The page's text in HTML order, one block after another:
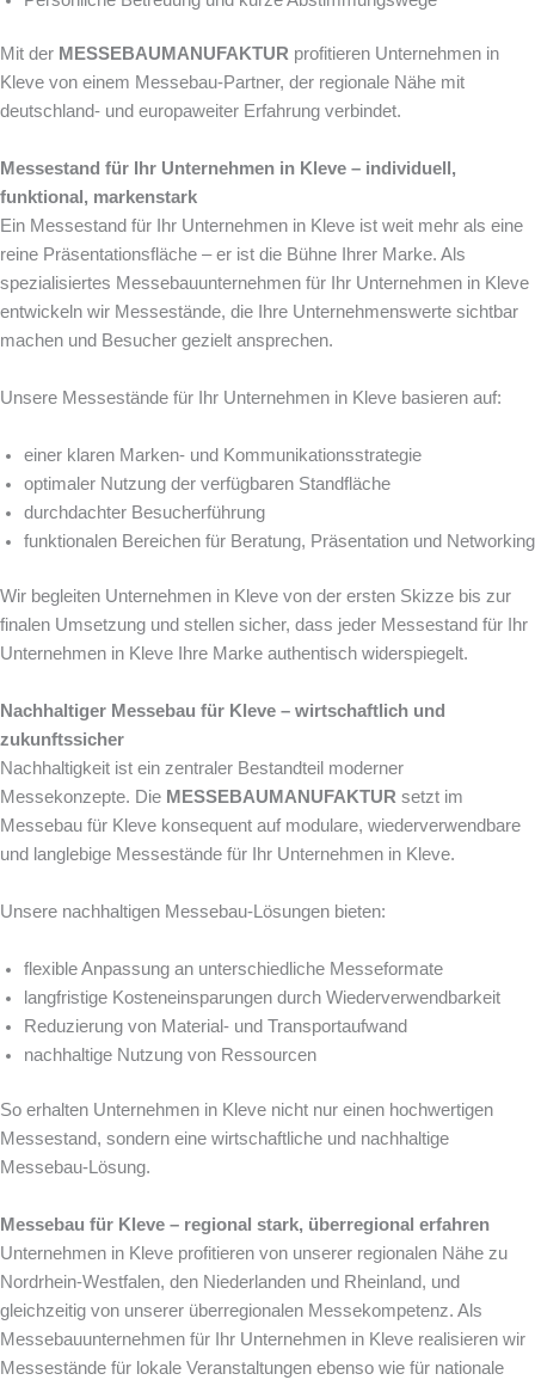
Mit der MESSEBAUMANUFAKTUR profitieren Unternehmen in
Kleve von einem Messebau-Partner, der regionale Nähe mit
deutschland- und europaweiter Erfahrung verbindet.
Messestand für Ihr Unternehmen in Kleve – individuell,
funktional, markenstark
Ein Messestand für Ihr Unternehmen in Kleve ist weit mehr als eine
reine Präsentationsfläche – er ist die Bühne Ihrer Marke. Als
spezialisiertes Messebauunternehmen für Ihr Unternehmen in Kleve
entwickeln wir Messestände, die Ihre Unternehmenswerte sichtbar
machen und Besucher gezielt ansprechen.
Unsere Messestände für Ihr Unternehmen in Kleve basieren auf:
einer klaren Marken- und Kommunikationsstrategie
optimaler Nutzung der verfügbaren Standfläche
durchdachter Besucherführung
funktionalen Bereichen für Beratung, Präsentation und Networking
Wir begleiten Unternehmen in Kleve von der ersten Skizze bis zur
finalen Umsetzung und stellen sicher, dass jeder Messestand für Ihr
Unternehmen in Kleve Ihre Marke authentisch widerspiegelt.
Nachhaltiger Messebau für Kleve – wirtschaftlich und
zukunftssicher
Nachhaltigkeit ist ein zentraler Bestandteil moderner
Messekonzepte. Die MESSEBAUMANUFAKTUR setzt im
Messebau für Kleve konsequent auf modulare, wiederverwendbare
und langlebige Messestände für Ihr Unternehmen in Kleve.
Unsere nachhaltigen Messebau-Lösungen bieten:
flexible Anpassung an unterschiedliche Messeformate
langfristige Kosteneinsparungen durch Wiederverwendbarkeit
Reduzierung von Material- und Transportaufwand
nachhaltige Nutzung von Ressourcen
So erhalten Unternehmen in Kleve nicht nur einen hochwertigen
Messestand, sondern eine wirtschaftliche und nachhaltige
Messebau-Lösung.
Messebau für Kleve – regional stark, überregional erfahren
Unternehmen in Kleve profitieren von unserer regionalen Nähe zu
Nordrhein-Westfalen, den Niederlanden und Rheinland, und
gleichzeitig von unserer überregionalen Messekompetenz. Als
Messebauunternehmen für Ihr Unternehmen in Kleve realisieren wir
Messestände für lokale Veranstaltungen ebenso wie für nationale